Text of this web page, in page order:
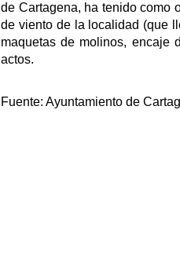
de Cartagena, ha tenido como
de viento de la localidad (que
maquetas de molinos, encaje
actos.
Fuente: Ayuntamiento de